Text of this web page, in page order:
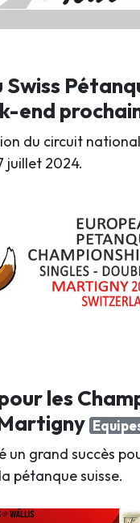
Swiss
end
du circuit
juillet 2024.
les
un grand succès
pétanque suisse.